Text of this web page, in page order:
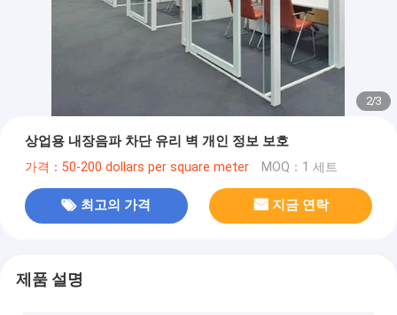
2/3
상업용 내장음파 차단 유리 벽 개인 정보 보호
가격：50-200 dollars per square meter MOQ：1 세트
최고의 가격 지금 연락
제품 설명